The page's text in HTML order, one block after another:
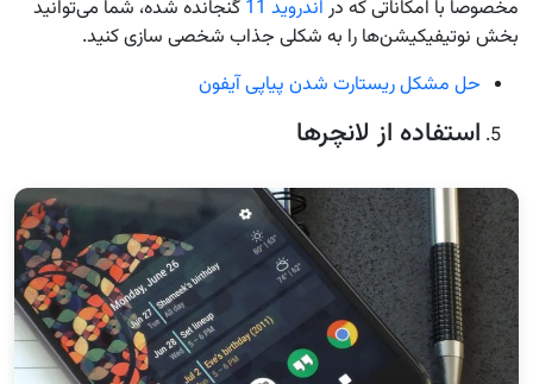
مخصوصا با امکاناتی که در اندروید 11
گنجانده شده، شما می‌توانید
بخش نوتیفیکیشن‌ها را به شکلی جذاب شخصی سازی کنید.
حل مشکل ریستارت شدن پیاپی آیفون
استفاده از لانچرها